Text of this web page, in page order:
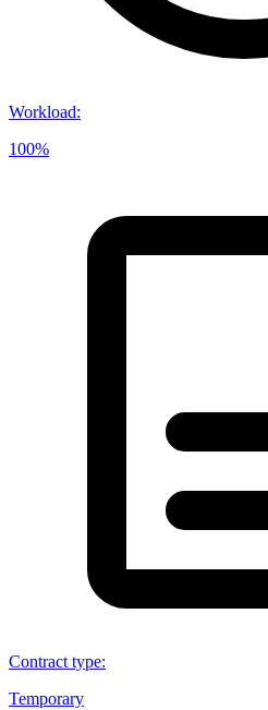
Workload:
100%
Contract type:
Temporary